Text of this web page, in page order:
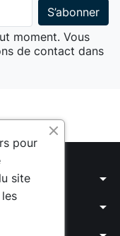
moment. Vous
de contact dans
arrow_drop_down
arrow_drop_down
pour
site